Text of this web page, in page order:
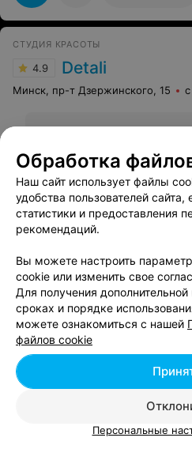
СТУДИЯ КРАСОТЫ
4.9 Detali
Минск, пр-т Дзержинского, 15
Цена по запросу
Отзыв. Второй раз делаю у Вас,
и результат очень нравиться!!!
Отзывы663
Показать
1
Вам будет интересно
Обработка
Наш сайт использует файлы
удобства пользователей сайта,
статистики и предоставления
рекомендаций.
Вы можете настроить
cookie или изменить свое
Для получения
сроках и порядке
можете ознакомиться с нашей
файлов cookie
Персональные